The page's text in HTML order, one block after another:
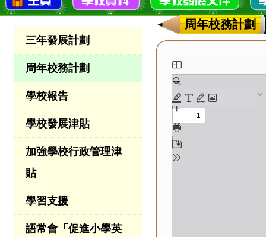
三年發展計劃
周年校務計劃
學校報告
學校發展津貼
加強學校行政管理津
貼
學習支援
語常會「促進小學英
周年校務計劃